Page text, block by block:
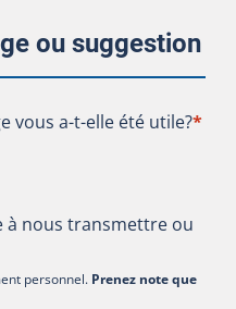
ou suggestion
vous a-t-elle été utile?
vous a-t-elle été utile?*
à nous transmettre ou
personnel. Prenez note que